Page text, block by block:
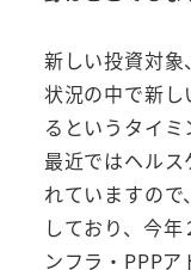
新しい投資対
状況の中で新
るというタイミ
最近ではヘル
れていますの
しており、今
ンフラ・PPPア